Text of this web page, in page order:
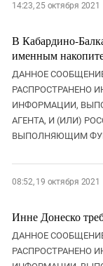
14:23, 25 октября 2021
В Кабардино-
именным
ДАННОЕ
РАСПРОСТРАНЕНО
ИНФОРМАЦИИ,
АГЕНТА, И (ИЛИ)
ВЫПОЛНЯЮЩИМ
08:52, 19 октября 2021
Инне Донеско
ДАННОЕ
РАСПРОСТРАНЕНО